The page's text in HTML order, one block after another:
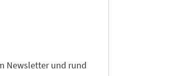
Newsletter und rund